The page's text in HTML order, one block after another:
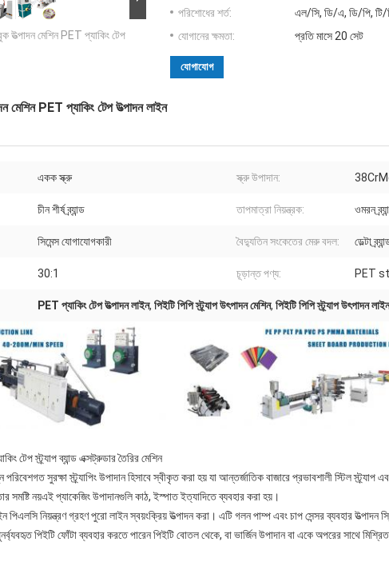
উত্পাদন মেশিন PET প্যাকিং টেপ
পরিশোধের শর্ত:
এল/সি, ডি/এ, ডি/পি, টি/
যোগানের ক্ষমতা:
প্রতি মাসে 20 সেট
যোগাযোগ
মেশিন PET প্যাকিং টেপ উত্পাদন লাইন
একক স্ক্রু স্ক্রু উপাদান:
চীন শীর্ষ ব্র্যান্ড তাপমাত্রা নিয়ন্ত্রক: ওমরন
সিমেন্স যোগাযোগকারী বৈদ্যুতিন সংকেতের মেরু বদল: ডেল্টা
30:1 চূড়ান্ত পণ্য: PET
PET প্যাকিং টেপ উত্পাদন লাইন, পিইটি পিপি স্ট্র্যাপ উৎপাদন মেশিন, পিইটি পিপি স্ট্র্যাপ উৎপাদন লাইন
টেপ স্ট্র্যাপ ব্যান্ড এক্সট্রুডার তৈরির মেশিন
পরিবেশগত সুরক্ষা স্ট্র্যাপিং উপাদান হিসাবে স্বীকৃত করা হয় যা আন্তর্জাতিক বাজারে প্রভাবশালী স্টিল স্ট্র্যাপ
সমষ্টি নয়এই প্যাকেজিং উপাদানগুলি কাঠ, ইস্পাত ইত্যাদিতে ব্যবহার করা হয়।
নিয়ন্ত্রণ গ্রহণ পুরো লাইন স্বয়ংক্রিয় উত্পাদন করা। এটি গলন পাম্প এবং চাপ সেন্সর ব্যবহার উত্পাদন
পিইটি ফোঁটা ব্যবহার করতে পারেন পিইটি বোতল থেকে, বা ভার্জিন উপাদান বা একে অপরের সাথে